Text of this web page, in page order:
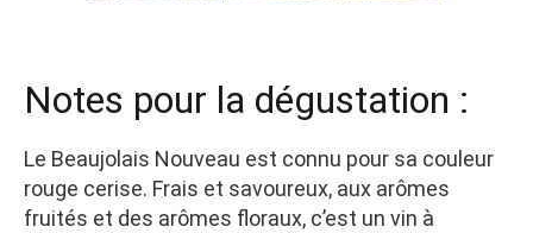
Notes pour la dégustation :
Le Beaujolais Nouveau est connu pour sa couleur
rouge cerise. Frais et savoureux, aux arômes
fruités et des arômes floraux, c’est un vin à